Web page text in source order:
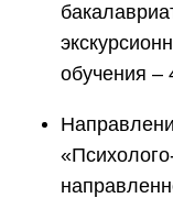
обучения –